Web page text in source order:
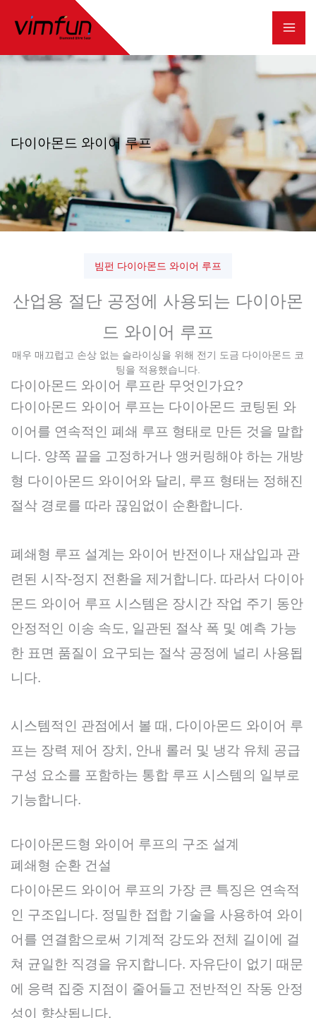
츠
너
기
다이아몬드 와이어 루프
빔펀 다이아몬드 와이어 루프
산업용 절단 공정에 사용되는 다이아몬
드 와이어 루프
매우 매끄럽고 손상 없는 슬라이싱을 위해 전기 도금 다이아몬드 코
팅을 적용했습니다.
다이아몬드 와이어 루프란 무엇인가요?
다이아몬드 와이어 루프는 다이아몬드 코팅된 와
이어를 연속적인 폐쇄 루프 형태로 만든 것을 말합
니다. 양쪽 끝을 고정하거나 앵커링해야 하는 개방
형 다이아몬드 와이어와 달리, 루프 형태는 정해진
절삭 경로를 따라 끊임없이 순환합니다.
폐쇄형 루프 설계는 와이어 반전이나 재삽입과 관
련된 시작-정지 전환을 제거합니다. 따라서 다이아
몬드 와이어 루프 시스템은 장시간 작업 주기 동안
안정적인 이송 속도, 일관된 절삭 폭 및 예측 가능
한 표면 품질이 요구되는 절삭 공정에 널리 사용됩
니다.
시스템적인 관점에서 볼 때, 다이아몬드 와이어 루
프는 장력 제어 장치, 안내 롤러 및 냉각 유체 공급
구성 요소를 포함하는 통합 루프 시스템의 일부로
기능합니다.
다이아몬드형 와이어 루프의 구조 설계
폐쇄형 순환 건설
다이아몬드 와이어 루프의 가장 큰 특징은 연속적
인 구조입니다. 정밀한 접합 기술을 사용하여 와이
어를 연결함으로써 기계적 강도와 전체 길이에 걸
쳐 균일한 직경을 유지합니다. 자유단이 없기 때문
에 응력 집중 지점이 줄어들고 전반적인 작동 안정
성이 향상됩니다.